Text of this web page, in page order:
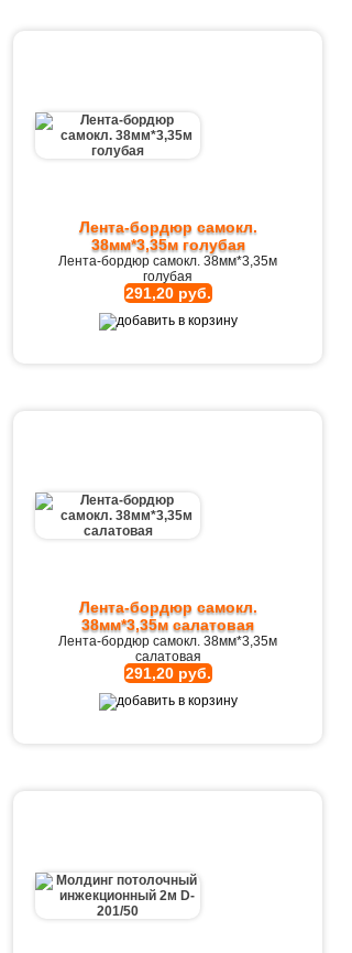
Лента-бордюр самокл.
38мм*3,35м голубая
Лента-бордюр самокл. 38мм*3,35м
голубая
291,20 руб.
Лента-бордюр самокл.
38мм*3,35м салатовая
Лента-бордюр самокл. 38мм*3,35м
салатовая
291,20 руб.